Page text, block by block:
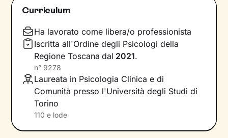
maggiore serenità
comportamenti che lo generano.
Il mio compito sarà quello di accompagnarti in
questo processo, aiutandoti prima di tutto a
diventareconsapevole di tutto quello
influenza l’interpretazione degli eventi della tua
vita. Ti insegnerò a
potenziare le tue risorse
acquisire nuove abilità e raggiungere obiettivi
Curriculum
Ha lavorato come libera/o professionista
Iscritta all'Ordine degli Psicologi della
Regione Toscana dal 2021.
n° 9278
Laureata in Psicologia Clinica e di
Comunità presso l'Università degli Studi di
Torino
110 e lode